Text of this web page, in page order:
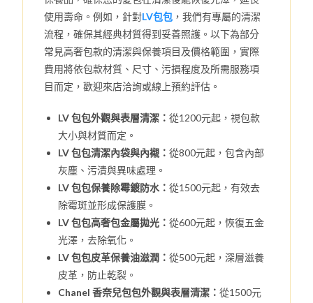
使用壽命。例如，針對LV包包 ，我們有專屬的清潔
流程，確保其經典材質得到妥善照護。以下為部分
常見高奢包款的清潔與保養項目及價格範圍，實際
費用將依包款材質、尺寸、污損程度及所需服務項
目而定，歡迎來店洽詢或線上預約評估。
LV 包包外觀與表層清潔：從1200元起，視包款
大小與材質而定。
LV 包包清潔內袋與內襯：從800元起，包含內部
灰塵、污漬與異味處理。
LV 包包保養除霉鍍防水：從1500元起，有效去
除霉斑並形成保護膜。
LV 包包高奢包金屬拋光：從600元起，恢復五金
光澤，去除氧化。
LV 包包皮革保養油滋潤：從500元起，深層滋養
皮革，防止乾裂。
Chanel 香奈兒包包外觀與表層清潔：從1500元